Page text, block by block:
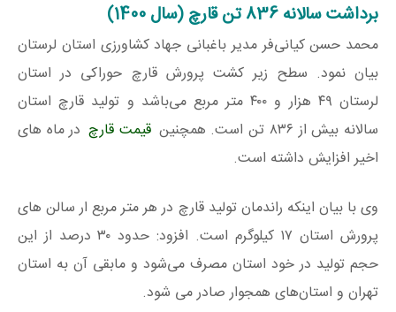
برداشت سالانه 836 تن قارچ (سال 1400)
محمد حسن کیانی‌فر مدیر باغبانی جهاد کشاورزی استان لرستان
بیان نمود. سطح زیر کشت پرورش قارچ حوراکی در استان
لرستان ۴۹ هزار و ۴۰۰ متر مربع می‌باشد و تولید قارچ استان
سالانه بیش از ۸۳۶ تن است. همچنین
قیمت قارچ در ماه های
اخیر افزایش داشته است.
وی با بیان اینکه راندمان تولید قارچ در هر متر مربع ار سالن های
پرورش استان ۱۷ کیلوگرم است. افزود: حدود ۳۰ درصد از این
حجم تولید در خود استان مصرف می‌شود و مابقی آن به استان
تهران و استان‌های همجوار صادر می شود.